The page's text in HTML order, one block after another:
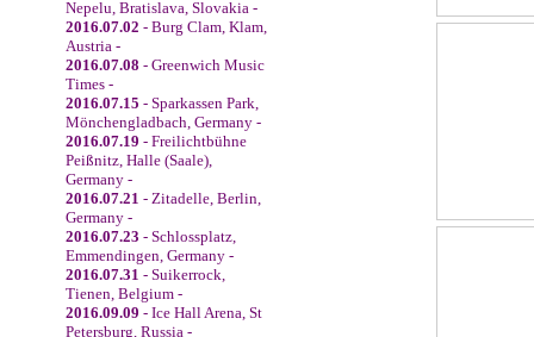
Nepelu, Bratislava, Slovakia -
2016.07.02 - Burg Clam, Klam,
Austria -
2016.07.08 - Greenwich Music
Times -
2016.07.15 - Sparkassen Park,
Mönchengladbach, Germany -
2016.07.19 - Freilichtbühne
Peißnitz, Halle (Saale),
Germany -
2016.07.21 - Zitadelle, Berlin,
Germany -
2016.07.23 - Schlossplatz,
Emmendingen, Germany -
2016.07.31 - Suikerrock,
Tienen, Belgium -
2016.09.09 - Ice Hall Arena, St
Petersburg, Russia -